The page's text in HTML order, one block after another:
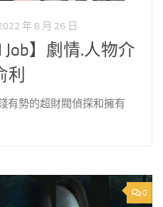
年 8 月 26 日
Job】劇情.人物介
有勢的超財閥偵探和擁有
0